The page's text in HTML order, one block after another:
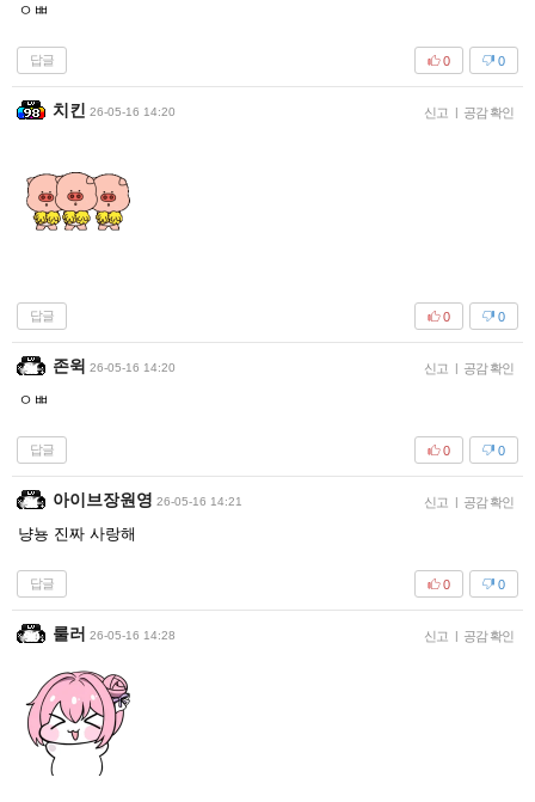
ㅇㅃ
답글 0
0
치킨 26-05-16 14:20 신고 | 공감 확인
답글 0
0
존윅 26-05-16 14:20 신고 | 공감 확인
ㅇㅃ
답글 0
0
아이브장원영 26-05-16 14:21 신고 | 공감 확인
냥뇽 진짜 사랑해
답글 0
0
룰러 26-05-16 14:28 신고 | 공감 확인